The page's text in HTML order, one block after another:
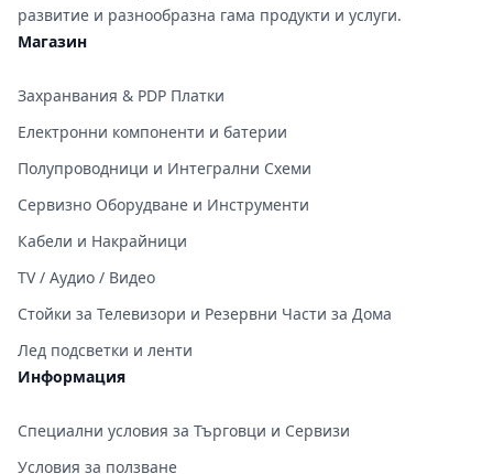
развитие и разнообразна гама продукти и услуги.
Магазин
Захранвания & PDP Платки
Електронни компоненти и батерии
Полупроводници и Интегрални Схеми
Сервизно Оборудване и Инструменти
Кабели и Накрайници
TV / Аудио / Видео
Стойки за Телевизори и Резервни Части за Дома
Лед подсветки и ленти
Информация
Специални условия за Търговци и Сервизи
Условия за ползване